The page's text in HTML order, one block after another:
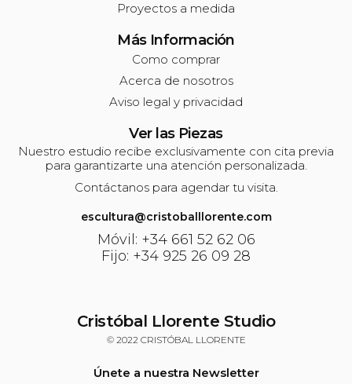
Proyectos a medida
Más Información
Como comprar
Acerca de nosotros
Aviso legal y privacidad
Ver las Piezas
Nuestro estudio recibe exclusivamente con cita previa
para garantizarte una atención personalizada.
Contáctanos para agendar tu visita.
escultura@cristoballlorente.com
Móvil: +34 661 52 62 06
Fijo: +34 925 26 09 28
Cristóbal Llorente Studio
© 2022 CRISTÓBAL LLORENTE
Únete a nuestra Newsletter